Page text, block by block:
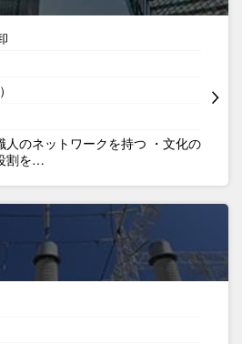
人のネットワークを持つ ・文化の
割を…